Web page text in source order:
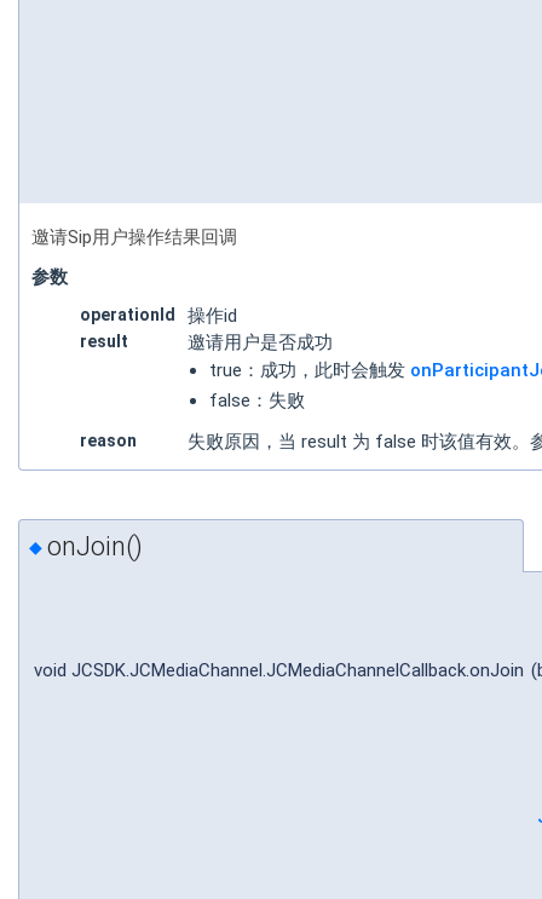
邀请Sip用户操作结果回调
参数
operationId 操作id
result
邀请用户是否成功
true：成功，此时会触发
false：失败
reason 失败原因，当 result 为 false 时该值有效。
◆ onJoin()
void JCSDK.JCMediaChannel.JCMediaChannelCallback.onJoin (